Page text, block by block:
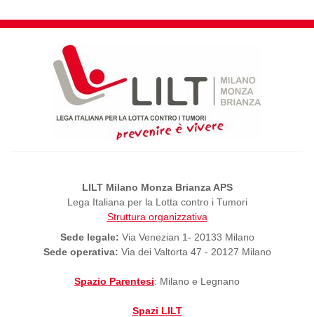
LILT Milano Monza Brianza APS
Lega Italiana per la Lotta contro i Tumori
Struttura organizzativa
Sede legale: Via Venezian 1- 20133 Milano
Sede operativa: Via dei Valtorta 47 - 20127 Milano
Spazio Parentesi: Milano e Legnano
Spazi LILT